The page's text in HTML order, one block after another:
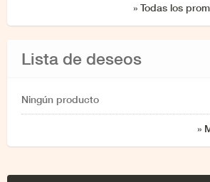
» Todas los
Lista de deseos
Ningún producto
»